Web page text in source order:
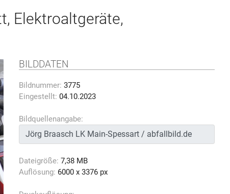
Elektroaltgeräte,
BILDDATEN
Bildnummer: 3775
Eingestellt: 04.10.2023
Bildquellenangabe:
Dateigröße: 7,38 MB
Auflösung: 6000 x 3376 px